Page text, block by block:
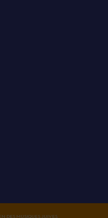
DES MUSIQUES JUIVES